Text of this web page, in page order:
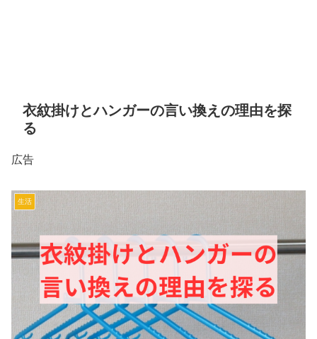
衣紋掛けとハンガーの言い換えの理由を探
る
広告
生活